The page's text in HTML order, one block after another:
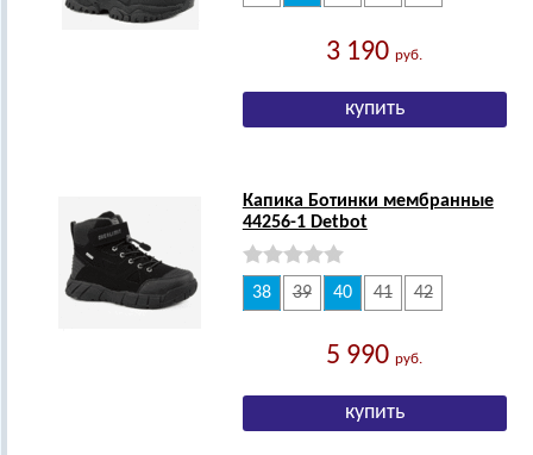
3 190руб.
Капика Ботинки мембранные
44256-1 Detbot
38 39 40 41 42
5 990руб.